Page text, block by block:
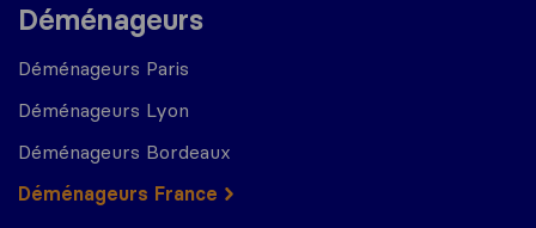
Déménageurs
Déménageurs Paris
Déménageurs Lyon
Déménageurs Bordeaux
Déménageurs France